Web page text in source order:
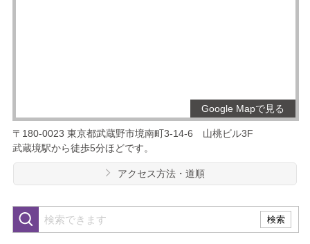
Google Mapで見る
〒180-0023 東京都武蔵野市境南町3-14-6
山桃ビル3F
武蔵境駅から徒歩5分ほどです。
アクセス方法・道順